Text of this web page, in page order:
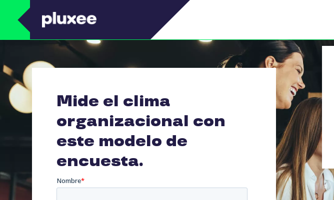
Pasar al contenido principal
Mide el clima
organizacional con
este modelo de
encuesta.